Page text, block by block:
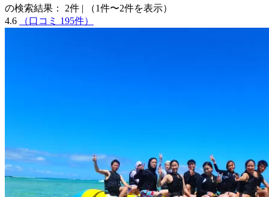
の検索結果： 2件 |
（1件〜2件を表示）
4.6
（口コミ 195件）